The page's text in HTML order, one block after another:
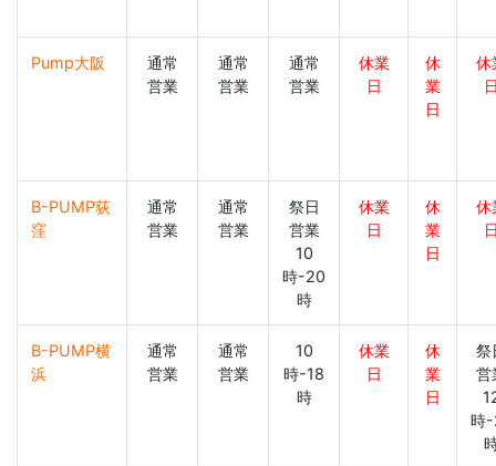
Pump大阪
通常
営業
通常
営業
通常
営業
休業
日
休
業
日
休
B-PUMP荻
窪
通常
営業
通常
営業
祭日
営業
10
時-20
時
休業
日
休
業
日
休
B-PUMP横
浜
通常
営業
通常
営業
10
時-18
時
休業
日
休
業
日
祭
営
時-